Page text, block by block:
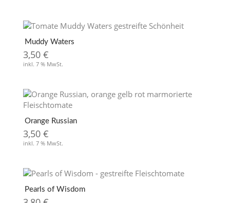
Muddy Waters
3,50 €
inkl. 7 % MwSt.
Orange Russian
3,50 €
inkl. 7 % MwSt.
Pearls of Wisdom